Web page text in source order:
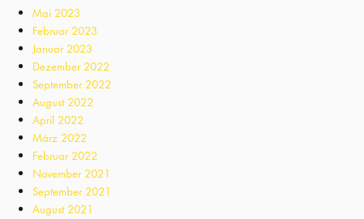
Mai 2023
Februar 2023
Januar 2023
Dezember 2022
September 2022
August 2022
April 2022
März 2022
Februar 2022
November 2021
September 2021
August 2021